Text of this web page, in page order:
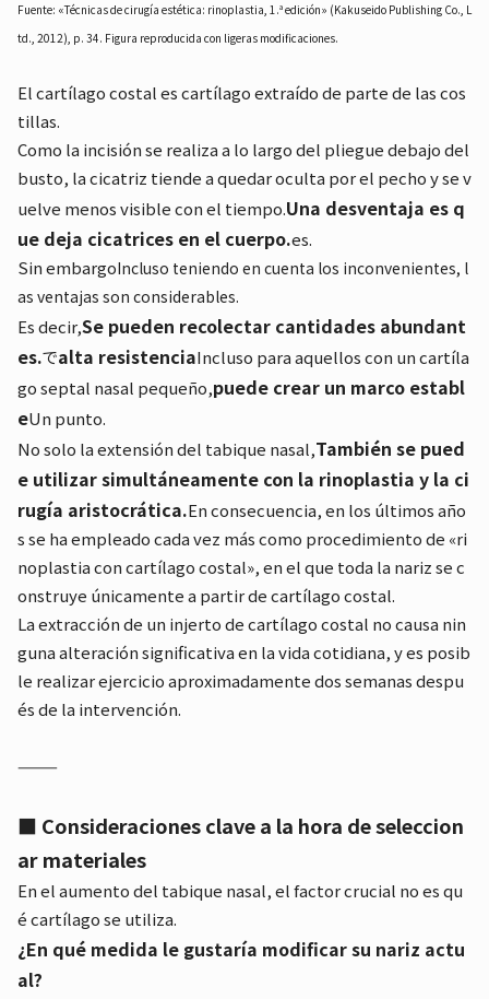
Fuente: «Técnicas de cirugía estética: rinoplastia, 1.ª edición» (Kakuseido Publishing Co., L
td., 2012), p. 34. Figura reproducida con ligeras modificaciones.
El cartílago costal es cartílago extraído de parte de las cos
tillas.
Como la incisión se realiza a lo largo del pliegue debajo del
busto, la cicatriz tiende a quedar oculta por el pecho y se v
uelve menos visible con el tiempo.Una desventaja es q
ue deja cicatrices en el cuerpo.es.
Sin embargoIncluso teniendo en cuenta los inconvenientes, l
as ventajas son considerables.
Es decir,Se pueden recolectar cantidades abundant
es.でalta resistenciaIncluso para aquellos con un cartíla
go septal nasal pequeño,puede crear un marco establ
eUn punto.
No solo la extensión del tabique nasal,También se pued
e utilizar simultáneamente con la rinoplastia y la ci
rugía aristocrática.En consecuencia, en los últimos año
s se ha empleado cada vez más como procedimiento de «ri
noplastia con cartílago costal», en el que toda la nariz se c
onstruye únicamente a partir de cartílago costal.
La extracción de un injerto de cartílago costal no causa nin
guna alteración significativa en la vida cotidiana, y es posib
le realizar ejercicio aproximadamente dos semanas despu
és de la intervención.
⸻
■ Consideraciones clave a la hora de seleccion
ar materiales
En el aumento del tabique nasal, el factor crucial no es qu
é cartílago se utiliza.
¿En qué medida le gustaría modificar su nariz actu
al?